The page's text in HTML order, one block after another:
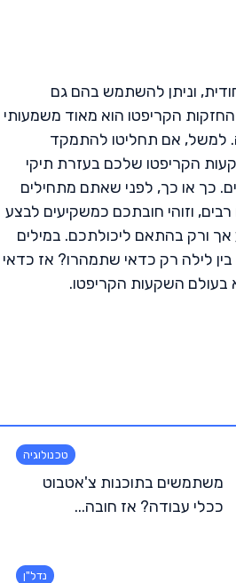
וניתן להשתמש בהם גם
הקריפטו הוא מאוד משמעותי
למשל, אם תחליטו להתמקד
הקריפטו שלכם בעזרת תיקי
כך או כך, לפני שאתם מתחילים
וזוהי חובתכם כמשקיעים לבצע
ורק בהתאם ליכולתכם. במילים
לילה רק כדאי שתמהרו? אז כדאי
בעולם השקעות הקריפטו.
טכנולוגיה
משתמשים בתוכנות צ'אטבוט
ככלי עבודה? אז חובה...
נדל"ן